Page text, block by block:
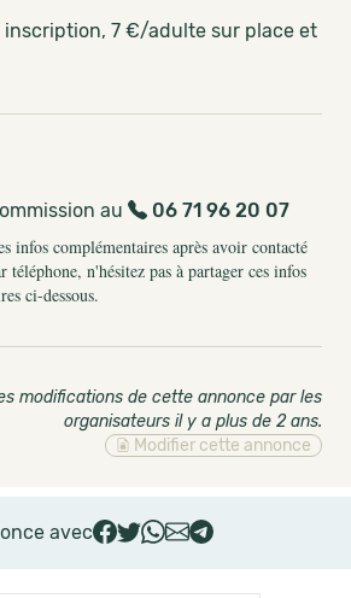
7 €/adulte sur place et
au
06 71 96 20 07
infos complémentaires après avoir contacté
téléphone, n'hésitez pas à partager ces infos
ci-dessous.
modifications de cette annonce par les
organisateurs il y a plus de 2 ans.
Modifier cette annonce
avec